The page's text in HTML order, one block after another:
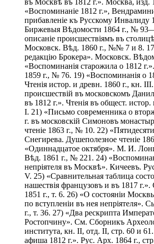
въ Москвѣ въ 1812 г.». Москва, изд.
«Воспоминаніе 1812 г.»,
прибавленіе къ Русскому
Биржевыя Вѣдомости 1864 г., №
описаніе происшествіямъ въ
Московск. Вѣд. 1860 г., №№ 7 и 8.
редакцію Брокера». Московск.
«Воспоминанія старожила о 1812
1859 г., № 76. 19) «Воспоминанія о
Чтенія истор. и древн. 1860 г., кн.
происшествій въ московскомъ
въ 1812 г.». Чтенія въ общест.
I. 21) «Письмо современника о
г. въ московскій Симоновъ
чтеніе 1863 г., № 10. 22)
Снегирева. Душеполезное чтеніе
«Одиннадцатое октября». M. И.
Вѣд. 1861 г., № 221. 24)
непріятеля въ Москвѣ». Кичеевъ.
V. 25) «Сравнительная таблица
нашествія французовъ и въ 1817
1851 г., т. 6. 26) «О состояніи
по вступленіи въ нея непріятеля».
г., т. 36. 27) «Два рескрипта
Ростопчину». См. Сборникъ
института, кн. II, отд. II, стр. 60 и
афиша 1812 г.». Рус. Арх. 1864 г.,